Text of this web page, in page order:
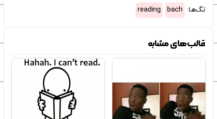
تگ‌ها: bach
reading
قالب‌های مشابه